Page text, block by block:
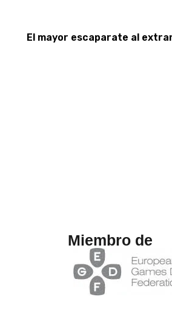
El mayor escaparate al
Miembro de